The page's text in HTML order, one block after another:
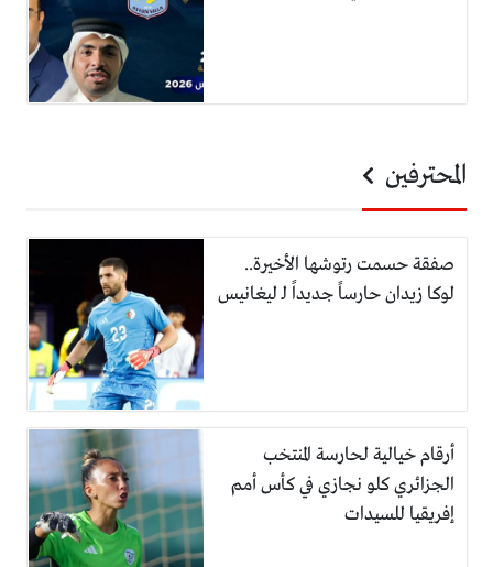
المحترفين
صفقة حسمت رتوشها الأخيرة..
لوكا زيدان حارساً جديداً لـ ليغانيس
أرقام خيالية لحارسة المنتخب
الجزائري كلو نجازي في كأس أمم
إفريقيا للسيدات